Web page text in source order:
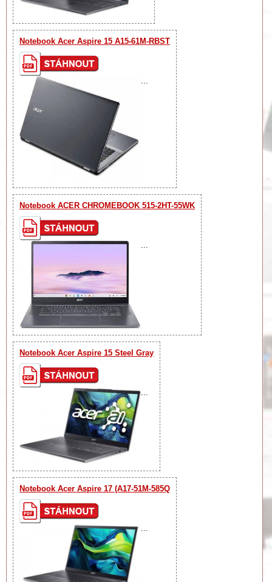
Notebook Acer Aspire 15 A15-61M-RBST
Notebook ACER CHROMEBOOK 515-2HT-55WK
Notebook Acer Aspire 15 Steel Gray
Notebook Acer Aspire 17 (A17-51M-585Q